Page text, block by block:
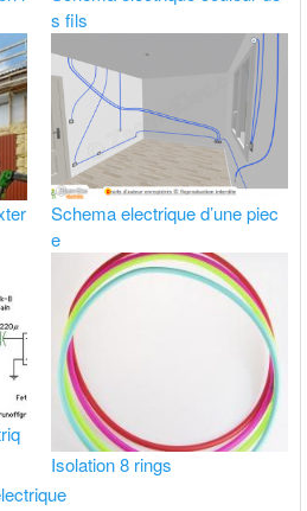
s fils
Schema electrique d’une piec
e
Isolation 8 rings